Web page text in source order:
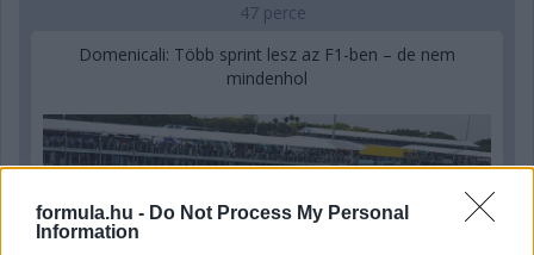
formula.hu - Do Not Process My Personal
Information
47 perce
Domenicali: Több sprint lesz az F1-ben – de nem
mindenhol